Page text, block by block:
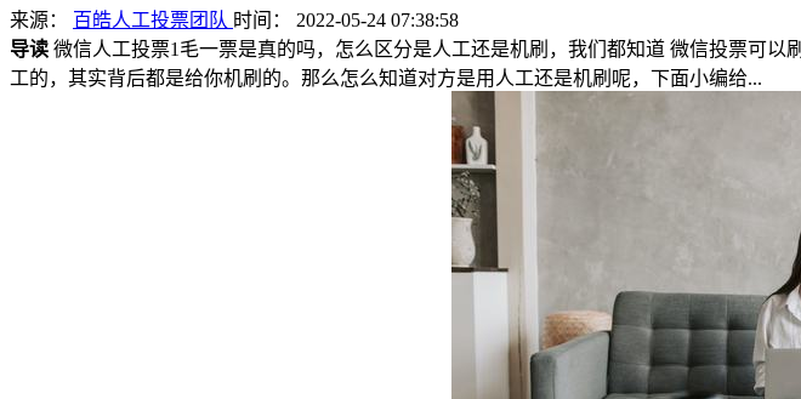
来源： 百皓人工投票团队 时间： 2022-05-24 07:38:58
导读 微信人工投票1毛一票是真的吗，怎么区分是人工还是机刷，我们都知道 微信投票可
工的，其实背后都是给你机刷的。那么怎么知道对方是用人工还是机刷呢，下面小编给...